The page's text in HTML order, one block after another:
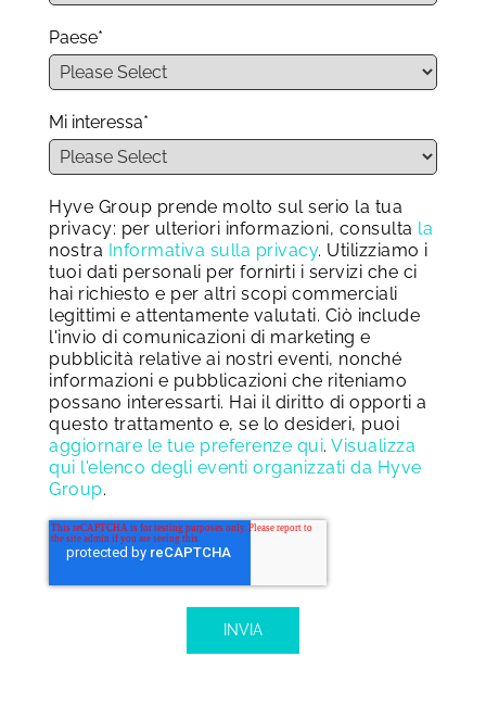
Paese*
Mi interessa*
Hyve Group prende molto sul serio la tua
privacy: per ulteriori informazioni, consulta la
nostra Informativa sulla privacy. Utilizziamo i
tuoi dati personali per fornirti i servizi che ci
hai richiesto e per altri scopi commerciali
legittimi e attentamente valutati. Ciò include
l'invio di comunicazioni di marketing e
pubblicità relative ai nostri eventi, nonché
informazioni e pubblicazioni che riteniamo
possano interessarti. Hai il diritto di opporti a
questo trattamento e, se lo desideri, puoi
aggiornare le tue preferenze qui. Visualizza
qui l'elenco degli eventi organizzati da Hyve
Group.